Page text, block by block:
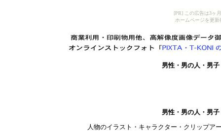
[PR] この広告は3ヶ
ホームページを更
男性・男の人・男
男性・男の人・男
人物のイラスト・キャラクター・クリップア